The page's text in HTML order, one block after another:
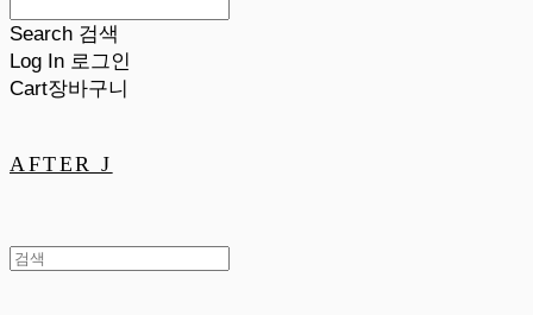
Search 검색
Log In 로그인
Cart장바구니
AFTER J